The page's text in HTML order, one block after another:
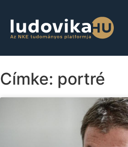
Címke: portré